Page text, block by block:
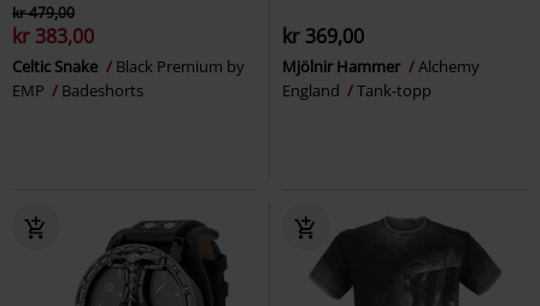
kr 479,00
kr 383,00
Celtic Snake
Black Premium by
EMP
Badeshorts
kr 369,00
Mjölnir Hammer
Alchemy
England
Tank-topp